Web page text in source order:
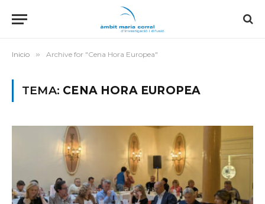
Inicio » Archive for "Cena Hora Europea"
TEMA: CENA HORA EUROPEA